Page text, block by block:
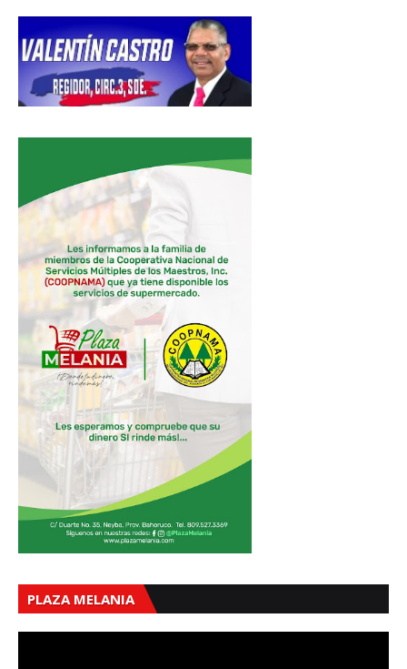
PLAZA MELANIA